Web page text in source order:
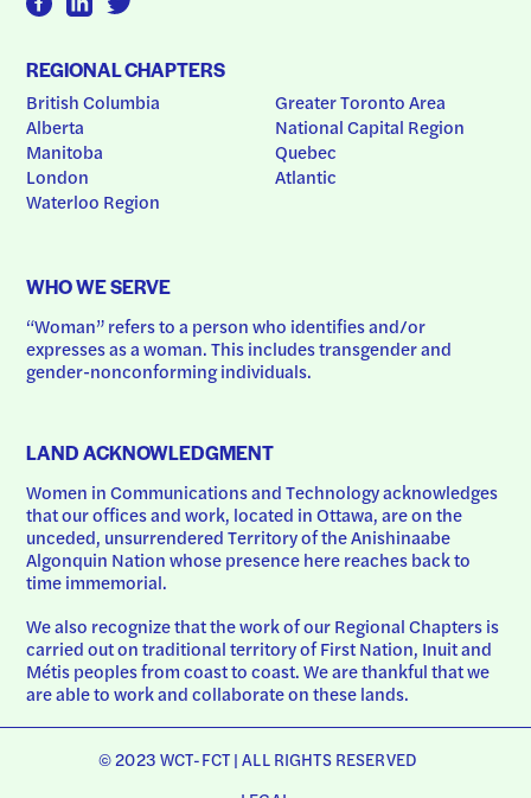
REGIONAL CHAPTERS
British Columbia
Alberta
Manitoba
London
Waterloo Region
Greater Toronto Area
National Capital Region
Quebec
Atlantic
WHO WE SERVE
“Woman” refers to a person who identifies and/or
expresses as a woman. This includes transgender and
gender-nonconforming individuals.
LAND ACKNOWLEDGMENT
Women in Communications and Technology acknowledges
that our offices and work, located in Ottawa, are on the
unceded, unsurrendered Territory of the Anishinaabe
Algonquin Nation whose presence here reaches back to
time immemorial.
We also recognize that the work of our Regional Chapters is
carried out on traditional territory of First Nation, Inuit and
Métis peoples from coast to coast. We are thankful that we
are able to work and collaborate on these lands.
© 2023 WCT-FCT | ALL RIGHTS RESERVED